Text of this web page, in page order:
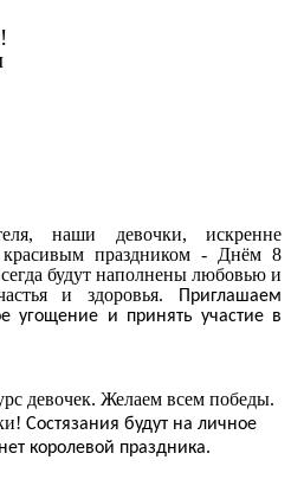
наши девочки, искренне
праздником - Днём 8
будут наполнены любовью и
и здоровья.
Приглашаем
угощение и принять участие в
девочек. Желаем всем победы.
Состязания будут на личное
королевой праздника.